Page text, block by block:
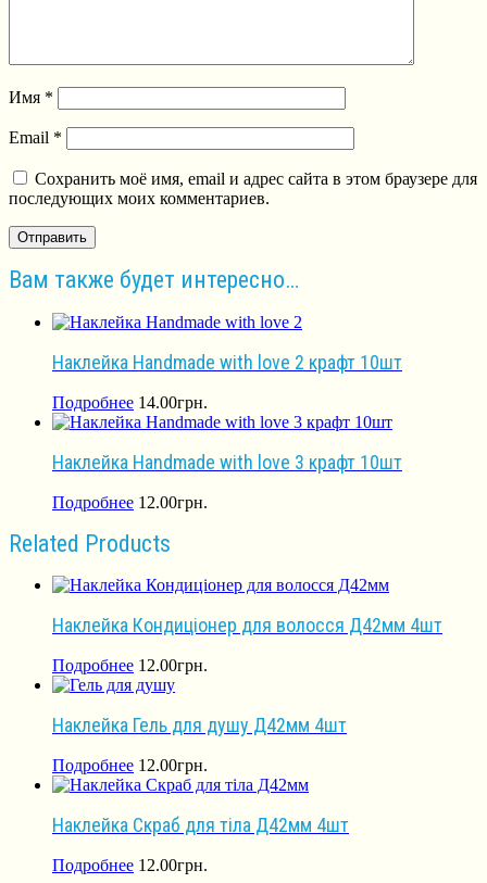
Имя *
Email *
Сохранить моё имя, email и адрес сайта в этом браузере для
последующих моих комментариев.
Вам также будет интересно…
Наклейка Handmade with love 2 крафт 10шт
Подробнее 14.00грн.
Наклейка Handmade with love 3 крафт 10шт
Подробнее 12.00грн.
Related Products
Наклейка Кондиціонер для волосся Д42мм 4шт
Подробнее 12.00грн.
Наклейка Гель для душу Д42мм 4шт
Подробнее 12.00грн.
Наклейка Скраб для тіла Д42мм 4шт
Подробнее 12.00грн.